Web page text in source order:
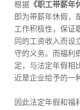
根据 《职工带薪
即为带薪年休假，
工作积极性，保证
同的工资收入而设
守的义务。而福利
定，与法定年假相
近是企业给予的一
因此法定年假和福